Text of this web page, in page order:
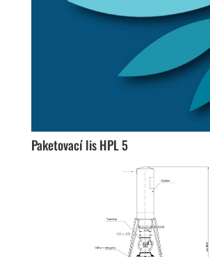
Paketovací lis HPL 5